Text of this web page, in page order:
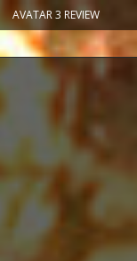
AVATAR 3 REVIEW